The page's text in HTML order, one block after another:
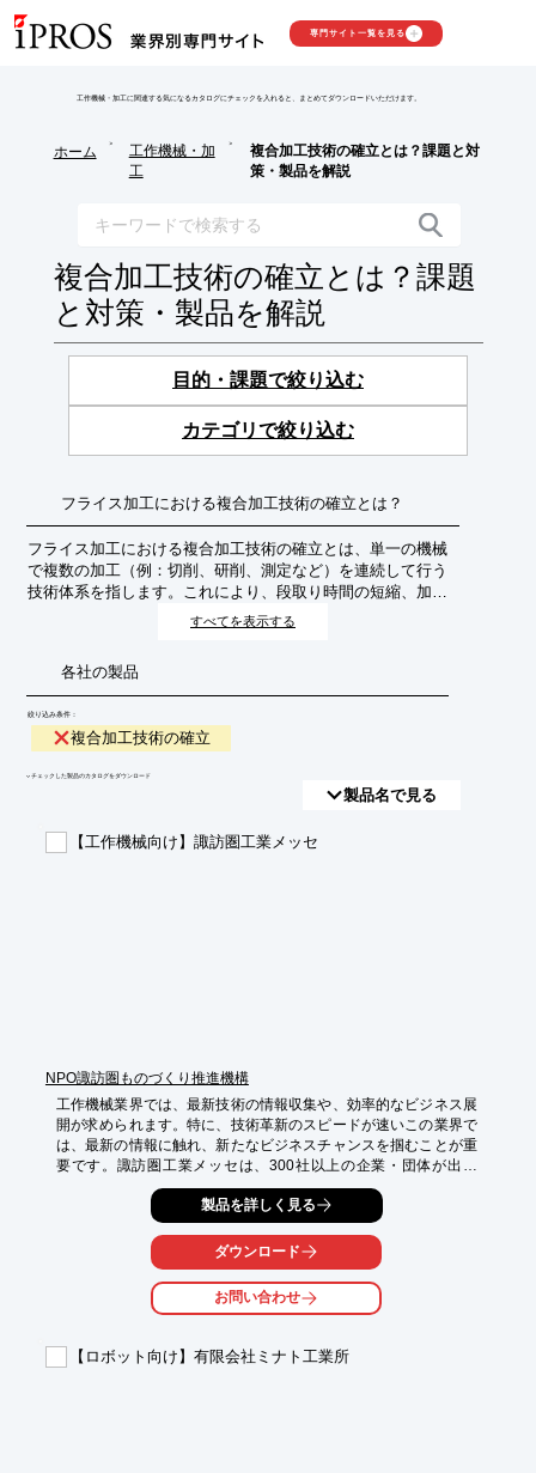
専門サイト一覧を見る
工作機械・加工に関連する気になるカタログにチェックを入れると、まとめてダウンロードいただけます。
ホーム
>
工作機械・加
工
>
複合加工技術の確立とは？課題と対
策・製品を解説
複合加工技術の確立とは？課題
と対策・製品を解説
目的・課題で絞り込む
カテゴリで絞り込む
フライス加工における複合加工技術の確立とは？
フライス加工における複合加工技術の確立とは、単一の機械
で複数の加工（例：切削、研削、測定など）を連続して行う
技術体系を指します。これにより、段取り時間の短縮、加工
精度の向上、リードタイムの削減、省スペース化などが期待
され、製造業全体の生産性向上に貢献します。
すべてを表示する
各社の製品
絞り込み条件：
複合加工技術の確立
​▼チェックした製品のカタログをダウンロード
製品名で見る
【工作機械向け】諏訪圏工業メッセ
NPO諏訪圏ものづくり推進機構
工作機械業界では、最新技術の情報収集や、効率的なビジネス展
開が求められます。特に、技術革新のスピードが速いこの業界で
は、最新の情報に触れ、新たなビジネスチャンスを掴むことが重
要です。諏訪圏工業メッセは、300社以上の企業・団体が出展
し、最新の機械装置や加工部品に関する情報を提供します。情報
収集、商談・販売促進、相互交流、人材育成の場として、貴社の
効率化をサポートします。
【活用シーン】
・最新の工作機械技術の情報収集
・新たな取引先の開拓
・人材育成
製品を詳しく見る
ダウンロード
お問い合わせ
【ロボット向け】有限会社ミナト工業所